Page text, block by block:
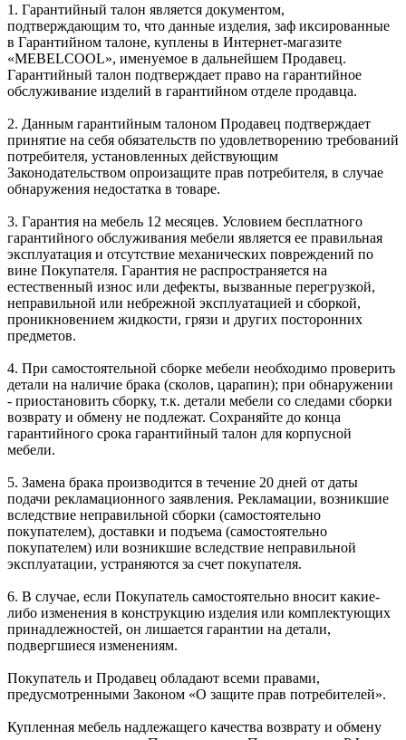
1. Гарантийный талон является документом,
подтверждающим то, что данные изделия, заф иксированные
в Гарантийном талоне, куплены в Интернет-магазите
«MEBELCOOL», именуемое в дальнейшем Продавец.
Гарантийный талон подтверждает право на гарантийное
обслуживание изделий в гарантийном отделе продавца.
2. Данным гарантийным талоном Продавец подтверждает
принятие на себя обязательств по удовлетворению требований
потребителя, установленных действующим
Законодательством опроизащите прав потребителя, в случае
обнаружения недостатка в товаре.
3. Гарантия на мебель 12 месяцев. Условием бесплатного
гарантийного обслуживания мебели является ее правильная
эксплуатация и отсутствие механических повреждений по
вине Покупателя. Гарантия не распространяется на
естественный износ или дефекты, вызванные перегрузкой,
неправильной или небрежной эксплуатацией и сборкой,
проникновением жидкости, грязи и других посторонних
предметов.
4. При самостоятельной сборке мебели необходимо проверить
детали на наличие брака (сколов, царапин); при обнаружении
- приостановить сборку, т.к. детали мебели со следами сборки
возврату и обмену не подлежат. Сохраняйте до конца
гарантийного срока гарантийный талон для корпусной
мебели.
5. Замена брака производится в течение 20 дней от даты
подачи рекламационного заявления. Рекламации, возникшие
вследствие неправильной сборки (самостоятельно
покупателем), доставки и подъема (самостоятельно
покупателем) или возникшие вследствие неправильной
эксплуатации, устраняются за счет покупателя.
6. В случае, если Покупатель самостоятельно вносит какие-
либо изменения в конструкцию изделия или комплектующих
принадлежностей, он лишается гарантии на детали,
подвергшиеся изменениям.
Покупатель и Продавец обладают всеми правами,
предусмотренными Законом «О защите прав потребителей».
Купленная мебель надлежащего качества возврату и обмену